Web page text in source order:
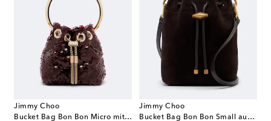
Jimmy Choo
Bucket Bag Bon Bon Micro mit Pailletten
Jimmy Choo
Bucket Bag Bon Bon Small aus Veloursleder